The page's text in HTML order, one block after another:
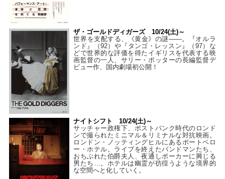
ザ・ゴールドディガーズ 10/24(土)～
世界を支配する、《黄金》の謎――。『オルラ
ンド』（92）や『タンゴ・レッスン』（97）な
どで世界的な評価を得たイギリスを代表する映
画監督の一人、サリー・ポッターの長編監督デ
ビュー作、国内劇場初公開！
ナイトシフト 10/24(土)～
サッチャー政権下、ポストパンク時代のロンド
ンで撮られたミニマル＆リミナルな対抗映画。
ロンドン・ノッティングヒルにあるポートベロ
ー・ホテル。ライブを終えたバンドマンたち、
おちぶれた伯爵夫人、夜通しポーカーに興じる
男たち…。ホテルは幽霊が彷徨うような境界的
な空間へと化していく。